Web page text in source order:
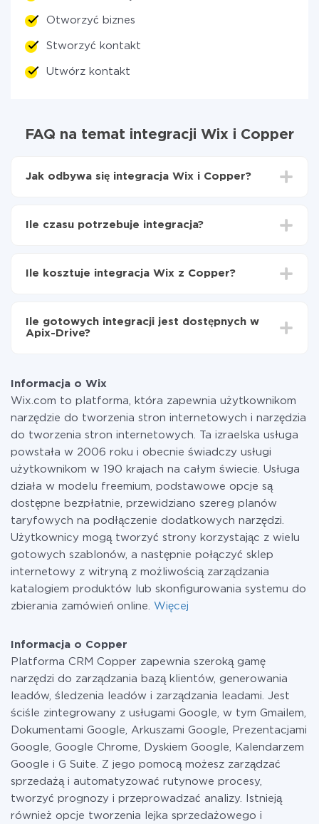
Otworzyć biznes
Stworzyć kontakt
Utwórz kontakt
FAQ na temat integracji Wix i Copper
Jak odbywa się integracja Wix i Copper?
Włącz aktualizację
Ile czasu potrzebuje integracja?
od 5 do 30 minut. Konfiguracja zajmuje średnio 10-15
Ile kosztuje integracja Wix z Copper?
Płacisz tylko za ilość danych, która faktycznie jest
przekazywana z jednego z Twoich systemów do
w razie potrzeby przełączyć się na płatną. Więcej
informacji otaryfach.
Ile gotowych integracji jest dostępnych w
Apix-Drive?
Informacja o Wix
Wix.com to platforma, która zapewnia użytkownikom
narzędzie do tworzenia stron internetowych i narzędzia
do tworzenia stron internetowych. Ta izraelska usługa
powstała w 2006 roku i obecnie świadczy usługi
użytkownikom w 190 krajach na całym świecie. Usługa
działa w modelu freemium, podstawowe opcje są
dostępne bezpłatnie, przewidziano szereg planów
taryfowych na podłączenie dodatkowych narzędzi.
Użytkownicy mogą tworzyć strony korzystając z wielu
gotowych szablonów, a następnie połączyć sklep
internetowy z witryną z możliwością zarządzania
katalogiem produktów lub skonfigurowania systemu do
zbierania zamówień online. Więcej
Informacja o Copper
Platforma CRM Copper zapewnia szeroką gamę
narzędzi do zarządzania bazą klientów, generowania
leadów, śledzenia leadów i zarządzania leadami. Jest
ściśle zintegrowany z usługami Google, w tym Gmailem,
Dokumentami Google, Arkuszami Google, Prezentacjami
Google, Google Chrome, Dyskiem Google, Kalendarzem
Google i G Suite. Z jego pomocą możesz zarządzać
sprzedażą i automatyzować rutynowe procesy,
tworzyć prognozy i przeprowadzać analizy. Istnieją
również opcje tworzenia lejka sprzedażowego i